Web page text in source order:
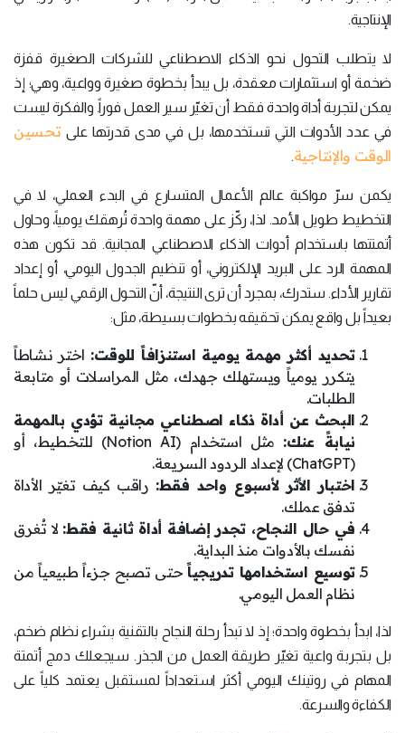
الإنتاجية.
لا يتطلب التحول نحو الذكاء الاصطناعي للشركات الصغيرة قفزة
ضخمة أو استثمارات معقدة، بل يبدأ بخطوة صغيرة وواعية، وهي؛ إذ
يمكن لتجربة أداة واحدة فقط أن تغيّر سير العمل فوراً. والفكرة ليست
في عدد الأدوات التي تستخدمها، بل في مدى قدرتها على تحسين
الوقت والإنتاجية.
يكمن سرّ مواكبة عالم الأعمال المتسارع في البدء العملي، لا في
التخطيط طويل الأمد. لذا، ركّز على مهمة واحدة تُرهقك يومياً، وحاول
أتمتتها باستخدام أدوات الذكاء الاصطناعي المجانية. قد تكون هذه
المهمة الرد على البريد الإلكتروني، أو تنظيم الجدول اليومي، أو إعداد
تقارير الأداء. ستدرك، بمجرد أن ترى النتيجة، أنّ التحول الرقمي ليس حلماً
بعيداً بل واقع يمكن تحقيقه بخطوات بسيطة، مثل:
تحديد أكثر مهمة يومية استنزافاً للوقت: اختر نشاطاً
يتكرر يومياً ويستهلك جهدك، مثل المراسلات أو متابعة
الطلبات.
البحث عن أداة ذكاء اصطناعي مجانية تؤدي بالمهمة
نيابةً عنك:
مثل استخدام (Notion AI) للتخطيط، أو
(ChatGPT) لإعداد الردود السريعة.
اختبار الأثر لأسبوع واحد فقط: راقب كيف تغيّر الأداة
تدفق عملك.
في حال النجاح، تجدر إضافة أداة ثانية فقط: لا تُغرق
نفسك بالأدوات منذ البداية.
توسيع استخدامها تدريجياً حتى تصبح جزءاً طبيعياً من
نظام العمل اليومي.
لذا، ابدأ بخطوة واحدة؛ إذ لا تبدأ رحلة النجاح بالتقنية بشراء نظام ضخم،
بل بتجربة واعية تغيّر طريقة العمل من الجذر. سيجعلك دمج أتمتة
المهام في روتينك اليومي أكثر استعداداً لمستقبل يعتمد كلياً على
الكفاءة والسرعة.